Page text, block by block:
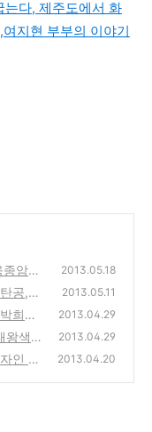
다, 제주도에서 화
지현 부부의 이야기
암으
기
2013.05.18
공,법
의 절
2013.05.11
희수
희망
2013.04.29
색의
고
2013.04.29
인 최
2013.04.20